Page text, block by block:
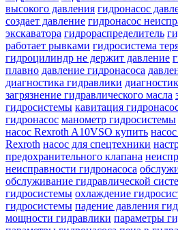
высокого давления гидронасос
создает давление гидронасос
экскаватора гидрораспределитель
работает рывками гидросистема
гидроцилиндр не держит давление
плавно давление гидронасоса
диагностика гидравлики
загрязнение гидравлического масла
гидросистемы кавитация
гидронасос манометр гидросистемы
насос Rexroth A10VSO купить
Rexroth насос для спецтехники
предохранительного клапана
неисправности гидронасоса
обслуживание гидравлической
гидросистемы охлаждение
гидросистемы падение давления
мощности гидравлики параметры